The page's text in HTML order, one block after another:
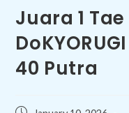
Juara 1
40 Putra